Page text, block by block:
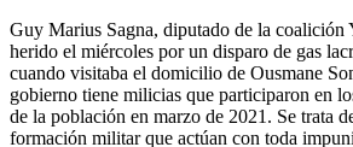
Guy Marius Sagna, diputado de la coalición
herido el miércoles por un disparo de gas
cuando visitaba el domicilio de Ousmane
gobierno tiene milicias que participaron en
de la población en marzo de 2021. Se trata
formación militar que actúan con toda